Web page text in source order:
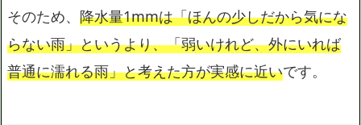
そのため、 降水量1mmは「ほんの少しだから気にな
らない雨」というより、「弱いけれど、外にいれば
普通に濡れる雨」と考えた方が実感に近いです。